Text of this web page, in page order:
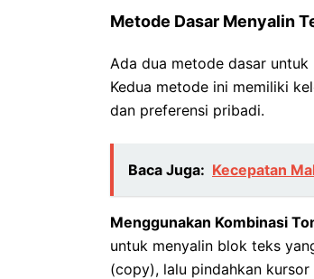
Metode Dasar Menyalin
Ada dua metode dasar
Kedua metode ini memiliki
dan preferensi pribadi.
Baca Juga: Kecepatan
Menggunakan Kombinasi
untuk menyalin blok teks
(copy), lalu pindahkan